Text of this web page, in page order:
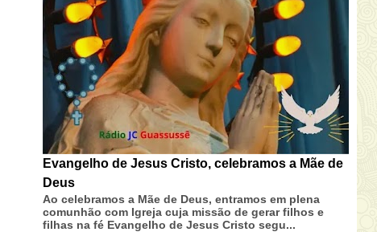
Evangelho de Jesus Cristo, celebramos a Mãe de
Deus
Ao celebramos a Mãe de Deus, entramos em plena
comunhão com Igreja cuja missão de gerar filhos e
filhas na fé Evangelho de Jesus Cristo segu...